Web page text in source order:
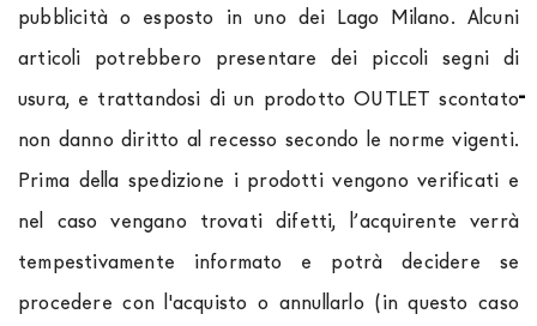
pubblicità o esposto in uno dei Lago Milano. Alcuni
articoli potrebbero presentare dei piccoli segni di
usura, e trattandosi di un prodotto OUTLET scontato
non danno diritto al recesso secondo le norme vigenti.
Prima della spedizione i prodotti vengono verificati e
nel caso vengano trovati difetti, l’acquirente verrà
tempestivamente informato e potrà decidere se
procedere con l'acquisto o annullarlo (in questo caso